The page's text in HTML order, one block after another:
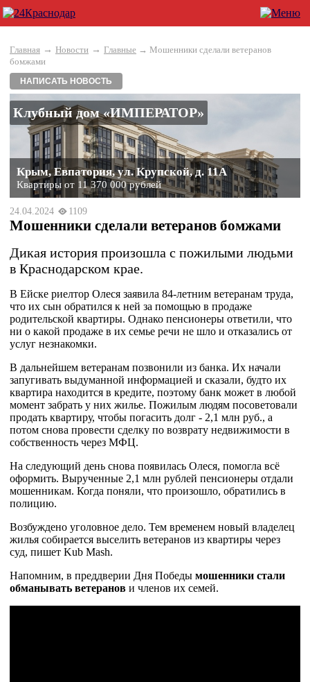
Главная → Новости → Главные → Мошенники сделали ветеранов
бомжами
НАПИСАТЬ НОВОСТЬ
Клубный дом «ИМПЕРАТОР»
Крым, Евпатория, ул. Крупской, д. 11А
Квартиры от 11 370 000 рублей
24.04.2024 1109
Мошенники сделали ветеранов бомжами
Дикая история произошла с пожилыми людьми
в Краснодарском крае.
В Ейске риелтор Олеся заявила 84-летним ветеранам труда,
что их сын обратился к ней за помощью в продаже
родительской квартиры. Однако пенсионеры ответили, что
ни о какой продаже в их семье речи не шло и отказались от
услуг незнакомки.
В дальнейшем ветеранам позвонили из банка. Их начали
запугивать выдуманной информацией и сказали, будто их
квартира находится в кредите, поэтому банк может в любой
момент забрать у них жилье. Пожилым людям посоветовали
продать квартиру, чтобы погасить долг - 2,1 млн руб., а
потом снова провести сделку по возврату недвижимости в
собственность через МФЦ.
На следующий день снова появилась Олеся, помогла всё
оформить. Вырученные 2,1 млн рублей пенсионеры отдали
мошенникам. Когда поняли, что произошло, обратились в
полицию.
Возбуждено уголовное дело. Тем временем новый владелец
жилья собирается выселить ветеранов из квартиры через
суд, пишет Kub Mash.
Напомним, в преддверии Дня Победы мошенники стали
обманывать ветеранов и членов их семей.